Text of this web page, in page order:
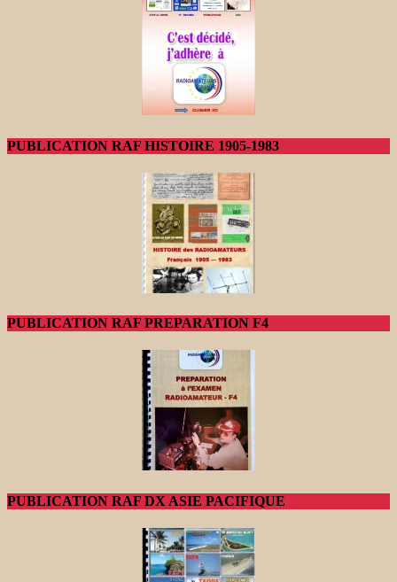
PUBLICATION RAF HISTOIRE 1905-1983
PUBLICATION RAF PREPARATION F4
PUBLICATION RAF DX ASIE PACIFIQUE